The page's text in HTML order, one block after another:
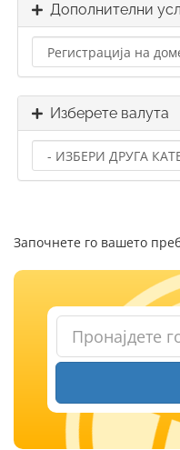
Дополнителни
Изберете валута
Започнете го вашето